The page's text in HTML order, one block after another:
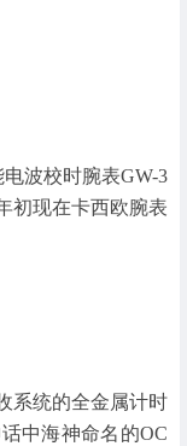
波校时腕表GW-3
初现在卡西欧腕表
系统的全金属计时
中海神命名的OC